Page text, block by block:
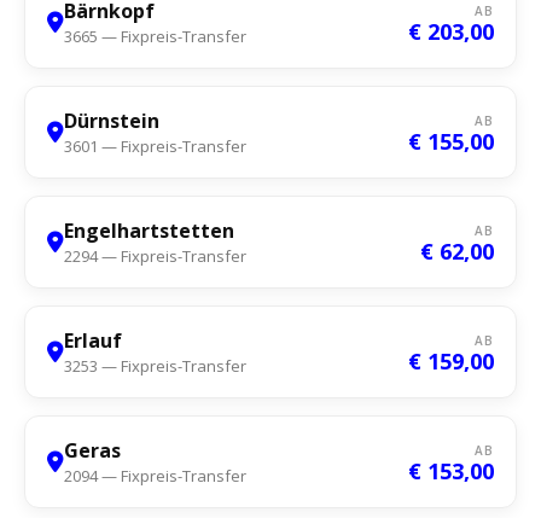
Bärnkopf
3665 — Fixpreis-Transfer
AB
€ 203,00
Dürnstein
3601 — Fixpreis-Transfer
AB
€ 155,00
Engelhartstetten
2294 — Fixpreis-Transfer
AB
€ 62,00
Erlauf
3253 — Fixpreis-Transfer
AB
€ 159,00
Geras
2094 — Fixpreis-Transfer
AB
€ 153,00